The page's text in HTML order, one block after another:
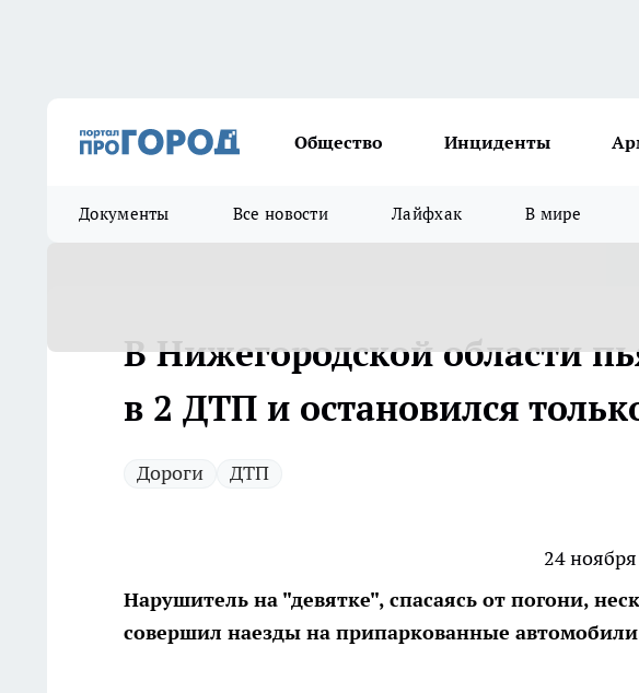
Общество Инциденты
Документы Все новости Лайфхак В мире
В Нижегородской области
в 2 ДТП и остановился
Дороги ДТП
24
Нарушитель на "девятке", спасаясь от погони,
совершил наезды на припаркованные